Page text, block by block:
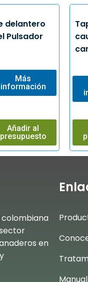
delantero
Pulsador
Más
información
Añadir al
presupuesto
colombiana
en